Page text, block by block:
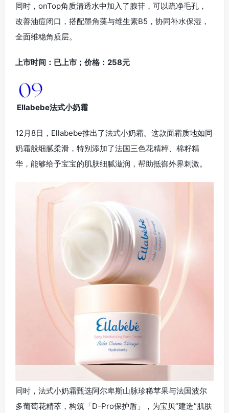
同时，onTop角质清透水中加入了腺苷，可以疏净毛孔，
改善油痘闭口，搭配墨角藻与维生素B5，协同补水保湿，
全面维稳角质层。
上市时间：已上市；价格：258元
Ellabebe法式小奶霜
12月8日，Ellabebe推出了法式小奶霜。这款面霜质地如同
奶霜般细腻柔滑，特别添加了法国三色花精粹、棉籽精
华，能够给予宝宝的肌肤细腻滋润，帮助抵御外界刺激。
同时，法式小奶霜甄选阿尔卑斯山脉珍稀苹果与法国波尔
多葡萄花精萃，构筑「D-Pro保护盾」，为宝贝“建造”肌肤